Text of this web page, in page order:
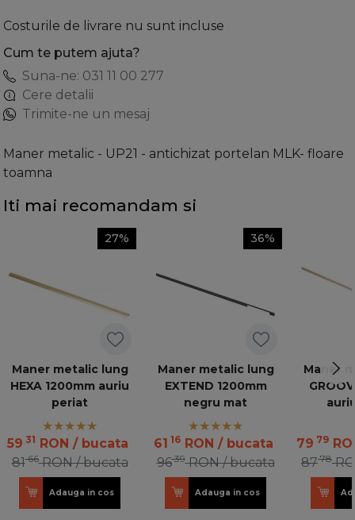
Costurile de livrare nu sunt incluse
Cum te putem ajuta?
Suna-ne: 031 11 00 277
Cere detalii
Trimite-ne un mesaj
Maner metalic - UP21 - antichizat portelan MLK- floare
toamna
Iti mai recomandam si
27%
Maner metalic lung
HEXA 1200mm auriu
periat
59 31 RON / bucata
8166 RON / bucata
Adauga in cos
36%
Maner metalic lung
EXTEND 1200mm
negru mat
61 16 RON / bucata
9639 RON / bucata
Adauga in cos
Maner
79 79
8778